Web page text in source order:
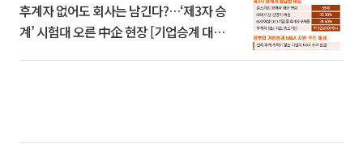
후계자 없어도 회사는 남긴다?…‘제3자 승
계’ 시험대 오른 中企 현장 [기업승계 대전